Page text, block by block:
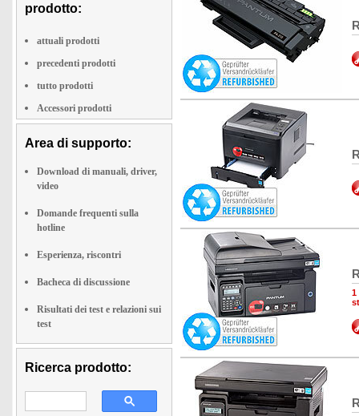
prodotto:
attuali prodotti
precedenti prodotti
tutto prodotti
Accessori prodotti
Area di supporto:
Download di manuali, driver,
video
Domande frequenti sulla
hotline
Esperienza, riscontri
Bacheca di discussione
Risultati dei test e relazioni sui
test
Ricerca prodotto:
1